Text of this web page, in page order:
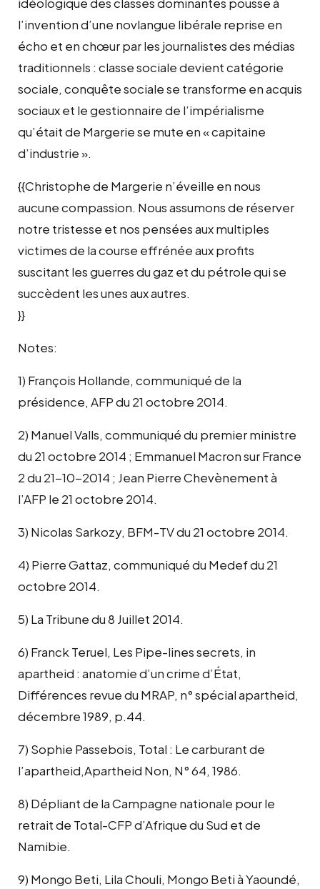
idéologique des classes dominantes pousse à
l’invention d’une novlangue libérale reprise en
écho et en chœur par les journalistes des médias
traditionnels : classe sociale devient catégorie
sociale, conquête sociale se transforme en acquis
sociaux et le gestionnaire de l’impérialisme
qu’était de Margerie se mute en « capitaine
d’industrie ».
{{Christophe de Margerie n’éveille en nous
aucune compassion. Nous assumons de réserver
notre tristesse et nos pensées aux multiples
victimes de la course effrénée aux profits
suscitant les guerres du gaz et du pétrole qui se
succèdent les unes aux autres.
}}
Notes:
1) François Hollande, communiqué de la
présidence, AFP du 21 octobre 2014.
2) Manuel Valls, communiqué du premier ministre
du 21 octobre 2014 ; Emmanuel Macron sur France
2 du 21-10-2014 ; Jean Pierre Chevènement à
l’AFP le 21 octobre 2014.
3) Nicolas Sarkozy, BFM-TV du 21 octobre 2014.
4) Pierre Gattaz, communiqué du Medef du 21
octobre 2014.
5) La Tribune du 8 Juillet 2014.
6) Franck Teruel, Les Pipe-lines secrets, in
apartheid : anatomie d’un crime d’État,
Différences revue du MRAP, n° spécial apartheid,
décembre 1989, p.44.
7) Sophie Passebois, Total : Le carburant de
l’apartheid,Apartheid Non, N° 64, 1986.
8) Dépliant de la Campagne nationale pour le
retrait de Total-CFP d’Afrique du Sud et de
Namibie.
9) Mongo Beti, Lila Chouli, Mongo Beti à Yaoundé,